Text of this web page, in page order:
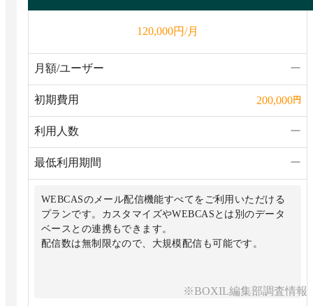
120,000円/月
月額/ユーザー ー
初期費用 200,000円
利用人数 ー
最低利用期間 ー
WEBCASのメール配信機能すべてをご利用いただける
プランです。カスタマイズやWEBCASとは別のデータ
ベースとの連携もできます。
配信数は無制限なので、大規模配信も可能です。
※BOXIL編集部調査情報